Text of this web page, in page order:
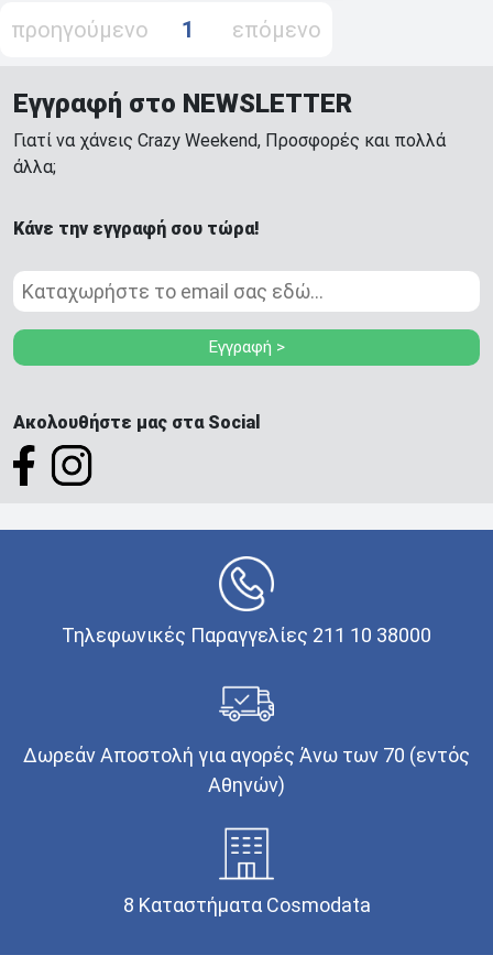
προηγούμενο
1 επόμενο
Εγγραφή στο NEWSLETTER
Γιατί να χάνεις Crazy Weekend, Προσφορές και πολλά
άλλα;
Κάνε την εγγραφή σου τώρα!
Εγγραφή >
Ακολουθήστε μας στα Social
Τηλεφωνικές Παραγγελίες 211 10 38000
Δωρεάν Αποστολή για αγορές Άνω των 70 (εντός
Αθηνών)
8 Καταστήματα Cosmodata